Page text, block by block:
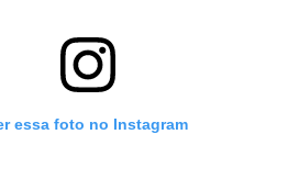
essa foto no Instagram